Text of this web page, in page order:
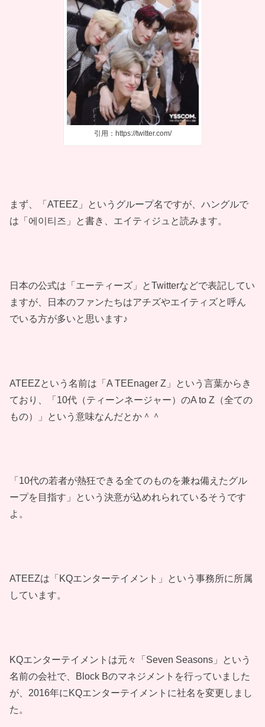
引用：https://twitter.com/
まず、「ATEEZ」というグループ名ですが、ハングルで
は「에이티즈」と書き、エイティジュと読みます。
日本の公式は「エーティーズ」とTwitterなどで表記してい
ますが、日本のファンたちはアチズやエイティズと呼ん
でいる方が多いと思います♪
ATEEZという名前は「A TEEnager Z」という言葉からき
ており、「10代（ティーンネージャー）のA to Z（全ての
もの）」という意味なんだとか＾＾
「10代の若者が熱狂できる全てのものを兼ね備えたグル
ープを目指す」という決意が込めれられているそうです
よ。
ATEEZは「KQエンターテイメント」という事務所に所属
しています。
KQエンターテイメントは元々「Seven Seasons」という
名前の会社で、Block Bのマネジメントを行っていました
が、2016年にKQエンターテイメントに社名を変更しまし
た。